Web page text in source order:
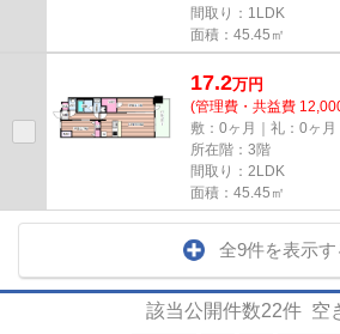
間取り：1LDK
面積：45.45㎡
17.2万円
(管理費・共益費
敷：0ヶ月｜礼：0ヶ月
所在階：3階
間取り：2LDK
面積：45.45㎡
全9件を表示す
該当公開件数22件 空